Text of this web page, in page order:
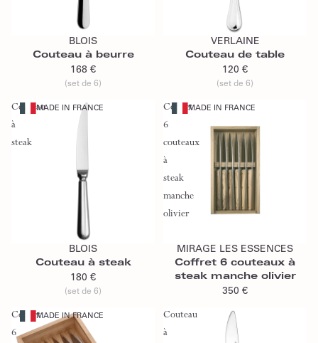
Ajouter au panier
BLOIS
Couteau à beurre
168 €
(set de 6)
Ajouter au panier
VERLAINE
Couteau de table
120 €
(set de 6)
Couteau
à
steak
MADE IN FRANCE
Ajouter au panier
BLOIS
Couteau à steak
180 €
(set de 6)
Coffret
6
couteaux
à
steak
manche
olivier
MADE IN FRANCE
MIRAGE LES ESSENCES
Coffret 6 couteaux à
steak manche olivier
350 €
Coffret
6
MADE IN FRANCE
Couteau
à